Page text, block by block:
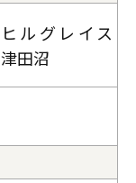
ヒルグレイス
津田沼